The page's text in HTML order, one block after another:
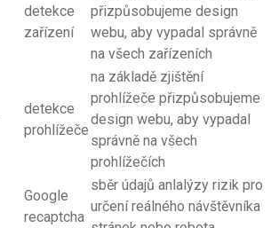
detekce
zařízení
přizpůsobujeme design
webu, aby vypadal správně
na všech zařízeních
detekce
prohlížeče
na základě zjištění
prohlížeče přizpůsobujeme
design webu, aby vypadal
správně na všech
prohlížečích
Google
recaptcha
sběr údajů anlalýzy rizik pro
určení reálného návštěvníka